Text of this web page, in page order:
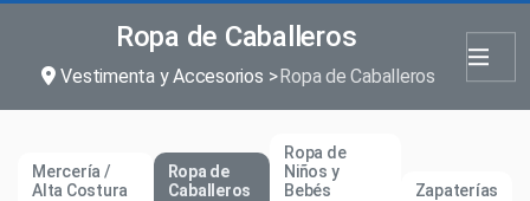
Ropa de Caballeros
Vestimenta y Accesorios Ropa de Caballeros
Mercería /
Alta Costura
Ropa de
Caballeros
Ropa de
Niños y
Bebés
Zapaterías